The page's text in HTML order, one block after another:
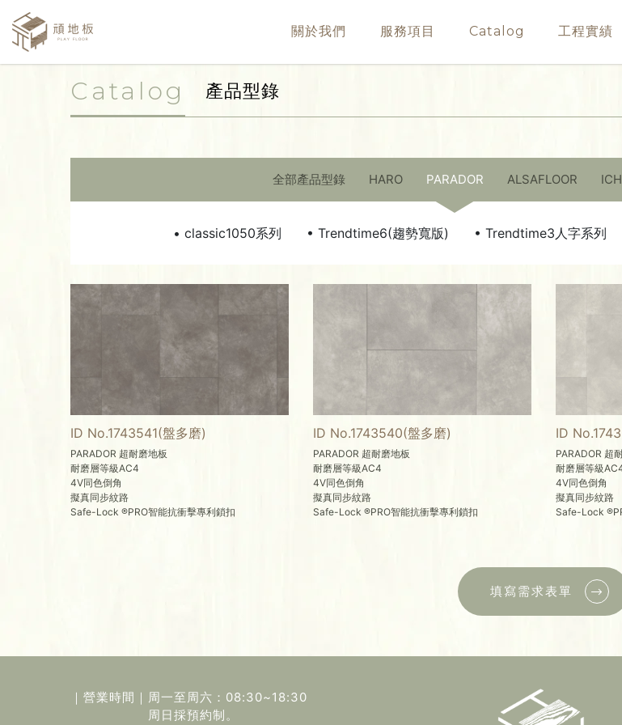
關於我們 服務項目 Catalog 工程實績
Catalog 產品型錄
全部產品型錄 HARO PARADOR ALSAFLOOR
• classic1050系列 • Trendtime6(趨勢寬版) • Trendtime3人字系列
ID No.1743541(盤多磨)
PARADOR 超耐磨地板
耐磨層等級AC4
4V同色倒角
擬真同步紋路
Safe-Lock ®PRO智能抗衝擊專利鎖扣
ID No.1743540(盤多磨)
PARADOR 超耐磨地板
耐磨層等級AC4
4V同色倒角
擬真同步紋路
Safe-Lock ®PRO智能抗衝擊專利鎖扣
ID
PARADOR 超
耐磨層等級
4V同色倒角
擬真同步紋路
Safe-Lock
填寫需求表單
｜營業時間｜ 周一至周六：08:30~18:30
周日採預約制。